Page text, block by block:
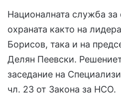
Националната служба за
охраната както на
Борисов, така и на
Делян Пеевски.
заседание на
чл. 23 от Закона за НСО.